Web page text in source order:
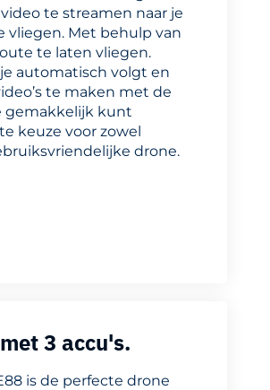
te streamen naar je
vliegen. Met behulp van
te laten vliegen.
automatisch volgt en
te maken met de
gemakkelijk kunt
keuze voor zowel
drone.
3 accu's.
is de perfecte drone